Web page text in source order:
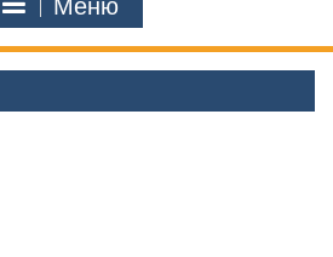
Меню